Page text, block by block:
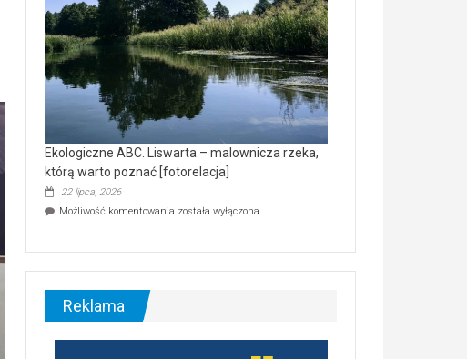
Ekologiczne ABC. Liswarta – malownicza rzeka,
którą warto poznać [fotorelacja]
22 lipca, 2026
Możliwość komentowania Ekologiczne
–
malownicza
[fotorelacja]
została wyłączona
Reklama